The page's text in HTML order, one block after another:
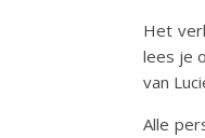
Het
lees je
van
Alle